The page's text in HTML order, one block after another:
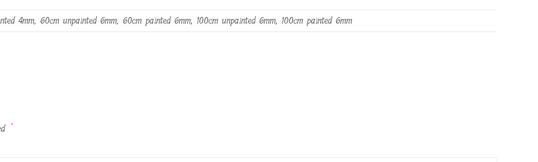
4mm, 60cm unpainted 6mm, 60cm painted 6mm, 100cm unpainted 6mm, 100cm painted 6mm
*